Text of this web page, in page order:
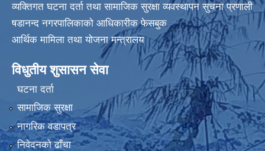
व्यक्तिगत घटना दर्ता तथा सामाजिक सुरक्षा व्यवस्थापन सुचना प्रणाली
षडानन्द नगरपालिकाको आधिकारीक फेसबुक
आर्थिक मामिला तथा योजना मन्त्रालय
विधुतीय शुसासन सेवा
घटना दर्ता
सामाजिक सुरक्षा
नागरिक वडापत्र
निवेदनको ढाँचा